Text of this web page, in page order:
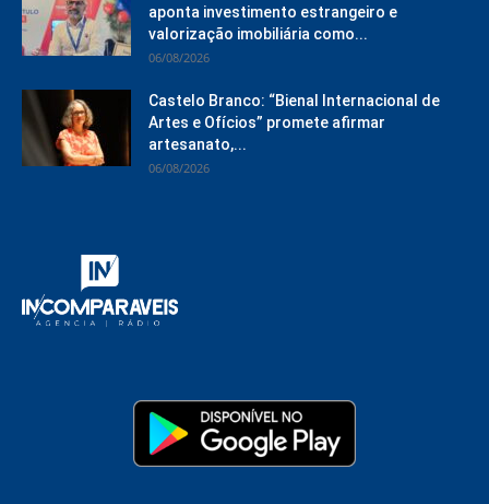
aponta investimento estrangeiro e
valorização imobiliária como...
06/08/2026
Castelo Branco: “Bienal Internacional de
Artes e Ofícios” promete afirmar
artesanato,...
06/08/2026